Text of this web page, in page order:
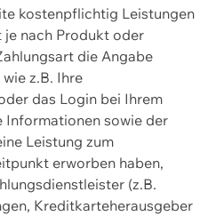
kostenpflichtig Leistungen
nach Produkt oder
die Angabe
z.B. Ihre
das Login bei Ihrem
Informationen sowie der
Leistung zum
erworben haben,
(z.B.
Kreditkarteherausgeber